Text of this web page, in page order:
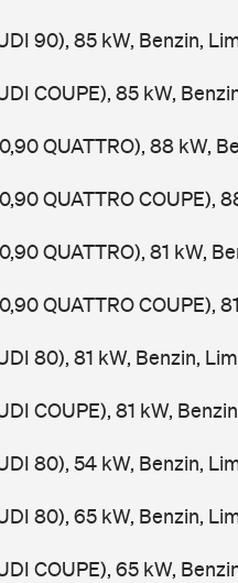
90), 85 kW, Benzin,
COUPE), 85 kW,
QUATTRO), 88 kW,
QUATTRO COUPE),
QUATTRO), 81 kW,
QUATTRO COUPE),
80), 81 kW, Benzin,
COUPE), 81 kW,
80), 54 kW, Benzin,
80), 65 kW, Benzin,
COUPE), 65 kW,